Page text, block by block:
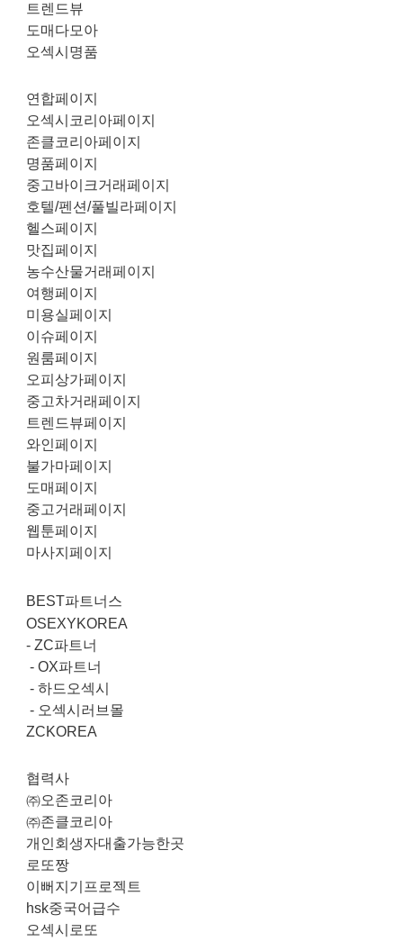
트렌드뷰
도매다모아
오섹시명품
연합페이지
오섹시코리아페이지
존클코리아페이지
명품페이지
중고바이크거래페이지
호텔/펜션/풀빌라페이지
헬스페이지
맛집페이지
농수산물거래페이지
여행페이지
미용실페이지
이슈페이지
원룸페이지
오피상가페이지
중고차거래페이지
트렌드뷰페이지
와인페이지
불가마페이지
도매페이지
중고거래페이지
웹툰페이지
마사지페이지
BEST파트너스
OSEXYKOREA
-ZC파트너
-OX파트너
-하드오섹시
- 오섹시러브몰
ZCKOREA
협력사
㈜오존코리아
㈜존클코리아
개인회생자대출가능한곳
로또짱
이뻐지기프로젝트
hsk중국어급수
오섹시로또